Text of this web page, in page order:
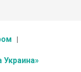
Украина»